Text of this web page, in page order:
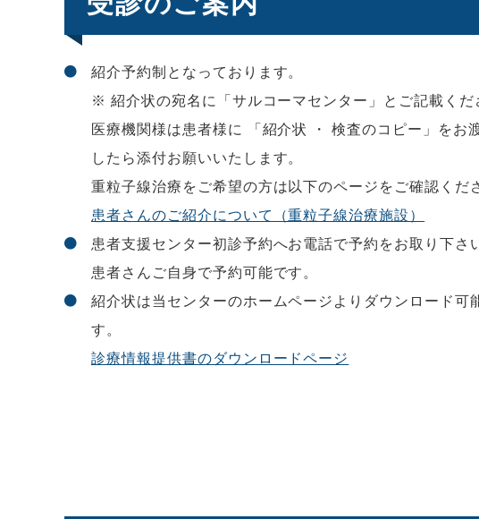
紹介予約制となっております。
※ 紹介状の宛名に「サルコーマセンター」とご記載くだ
医療機関様は患者様に 「紹介状 ・ 検査のコピー」をお
したら添付お願いいたします。
重粒子線治療をご希望の方は以下のページをご確認くだ
患者さんのご紹介について（重粒子線治療施設）
患者支援センター初診予約へお電話で予約をお取り下さ
患者さんご自身で予約可能です。
紹介状は当センターのホームページよりダウンロード
す。
診療情報提供書のダウンロードページ